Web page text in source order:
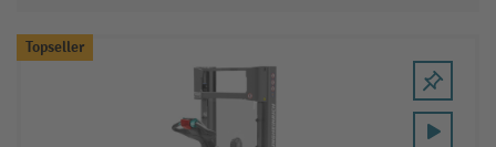
Topseller